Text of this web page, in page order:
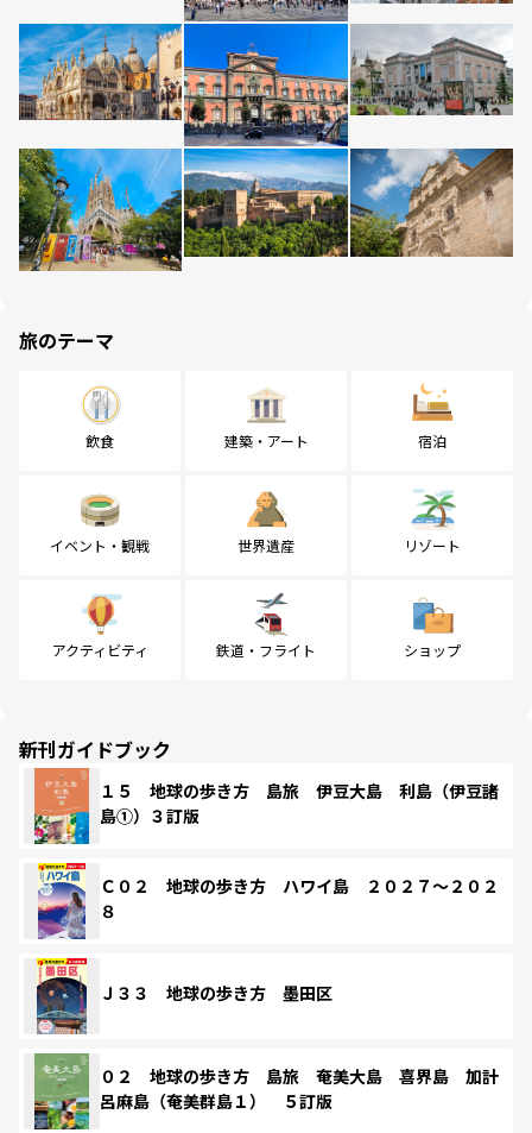
旅のテーマ
飲食 建築・アート 宿泊
イベント・観戦 世界遺産 リゾート
アクティビティ 鉄道・フライト ショップ
新刊ガイドブック
１５ 地球の歩き方 島旅 伊豆大島 利島（伊豆諸
島①）３訂版
Ｃ０２ 地球の歩き方 ハワイ島 ２０２７～２０２
８
Ｊ３３ 地球の歩き方 墨田区
０２ 地球の歩き方 島旅 奄美大島 喜界島 加計
呂麻島（奄美群島１） ５訂版